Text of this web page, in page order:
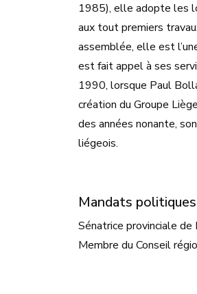
1985), elle adopte les
aux tout premiers
assemblée, elle est
est fait appel à ses
1990, lorsque Paul
création du Groupe
des années nonante,
liégeois.
Mandats politiques
Sénatrice provinciale
Membre du Conseil